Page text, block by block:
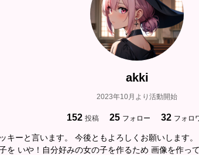
akki
2023年10月より活動開始
152 投稿 25 フォロー 32 フォロ
キーと言います。 今後ともよろしくお願いします
を いや！自分好みの女の子を作るため 画像を作っ